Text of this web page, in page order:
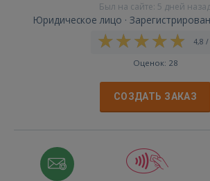
Был на сайте: 5 дней
Юридическое лицо ·
4,8 /
Оценок: 28
СОЗДАТЬ ЗАКАЗ